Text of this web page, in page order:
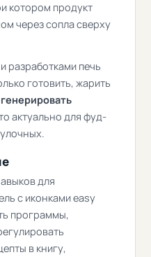
котором продукт
через сопла сверху
разработками печь
готовить, жарить
актуально для фуд-
для
с иконками easy
программы,
в книгу,